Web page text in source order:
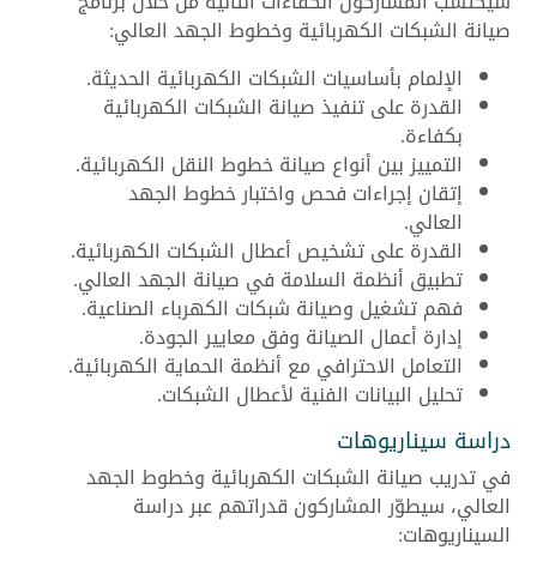
صيانة الشبكات الكهربائية وخطوط الجهد العالي:
الإلمام بأساسيات الشبكات الكهربائية الحديثة.
القدرة على تنفيذ صيانة الشبكات الكهربائية
بكفاءة.
التمييز بين أنواع صيانة خطوط النقل الكهربائية.
إتقان إجراءات فحص واختبار خطوط الجهد
العالي.
القدرة على تشخيص أعطال الشبكات الكهربائية.
تطبيق أنظمة السلامة في صيانة الجهد العالي.
فهم تشغيل وصيانة شبكات الكهرباء الصناعية.
إدارة أعمال الصيانة وفق معايير الجودة.
التعامل الاحترافي مع أنظمة الحماية الكهربائية.
تحليل البيانات الفنية لأعطال الشبكات.
دراسة سيناريوهات
في تدريب صيانة الشبكات الكهربائية وخطوط الجهد
العالي، سيطوّر المشاركون قدراتهم عبر دراسة
السيناريوهات: